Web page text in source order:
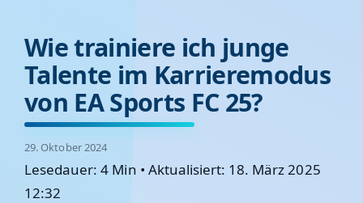
Wie trainiere ich junge
Talente im Karrieremodus
von EA Sports FC 25?
29. Oktober 2024
Lesedauer: 4 Min • Aktualisiert: 18. März 2025
12:32